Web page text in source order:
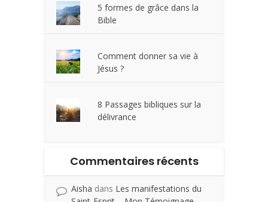
5 formes de grâce dans la
Bible
Comment donner sa vie à
Jésus ?
8 Passages bibliques sur la
délivrance
Commentaires récents
Aisha dans Les manifestations du